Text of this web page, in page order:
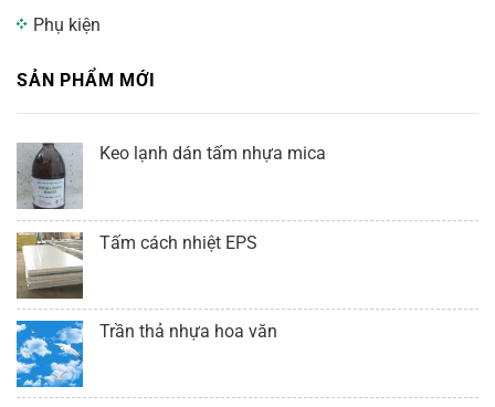
Phụ kiện
SẢN PHẨM MỚI
Keo lạnh dán tấm nhựa mica
Tấm cách nhiệt EPS
Trần thả nhựa hoa văn